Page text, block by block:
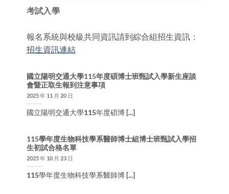
考試入學
報名系統與校級共同資訊請到綜合組招生資訊：
招生資訊連結
國立陽明交通大學115年度碩博士班甄試入學新生座談
會暨正取生報到注意事項
2025 年 11 月 20 日
國立陽明交通大學115年度碩博 [...]
115學年度生物科技學系醫師博士組博士班甄試入學招
生初試合格名單
2025 年 10 月 23 日
115學年度生物科技學系醫師博 [...]